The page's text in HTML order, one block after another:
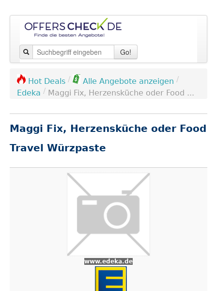
Go!
Hot Deals / Alle Angebote anzeigen /
Edeka / Maggi Fix, Herzensküche oder Food ...
Maggi Fix, Herzensküche oder Food
Travel Würzpaste
www.edeka.de